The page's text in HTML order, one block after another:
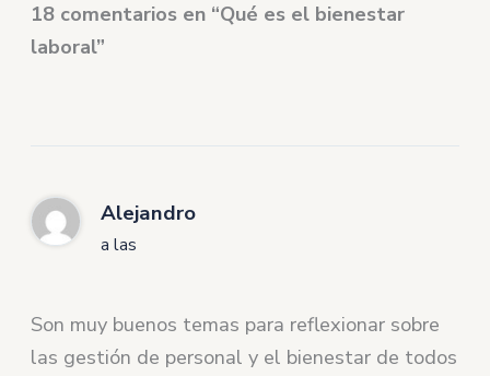
18 comentarios en “Qué es el bienestar
laboral”
Alejandro
a las
Son muy buenos temas para reflexionar sobre
las gestión de personal y el bienestar de todos